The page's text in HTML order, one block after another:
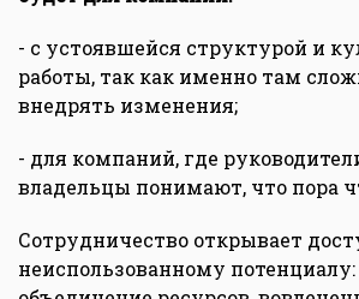
- с устоявшейся структурой и
работы, так как именно там
внедрять изменения;
- для компаний, где
владельцы понимают, что пора
Сотрудничество открывает
неиспользованному